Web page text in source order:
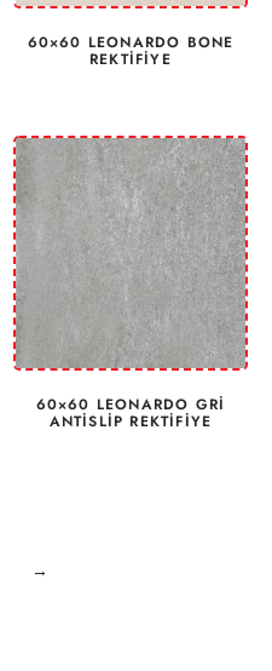
60×60 LEONARDO BONE
REKTİFİYE
60×60 LEONARDO GRİ
ANTİSLİP REKTİFİYE
→